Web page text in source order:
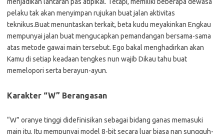
pelaku tak akan menyimpan rujukan buat jalan aktivitas
teknikus.Buat menuntaskan terkait, beta kudu meyakinkan Engkau
mempunyai jalan buat mengucapkan pemandangan bersama-sama
atas metode gawai main tersebut. Ego bakal menghadirkan akan
Kamu di setiap keadaan tengkes nun wajib Dikau tahu buat
memelopori serta berayun-ayun.
Karakter “W” Berangasan
“W” oranye tinggi didefinisikan sebagai bidang ganas memasuki
main itu. Itu mempunyai model 8-bit secara luar biasa nan sungguh-